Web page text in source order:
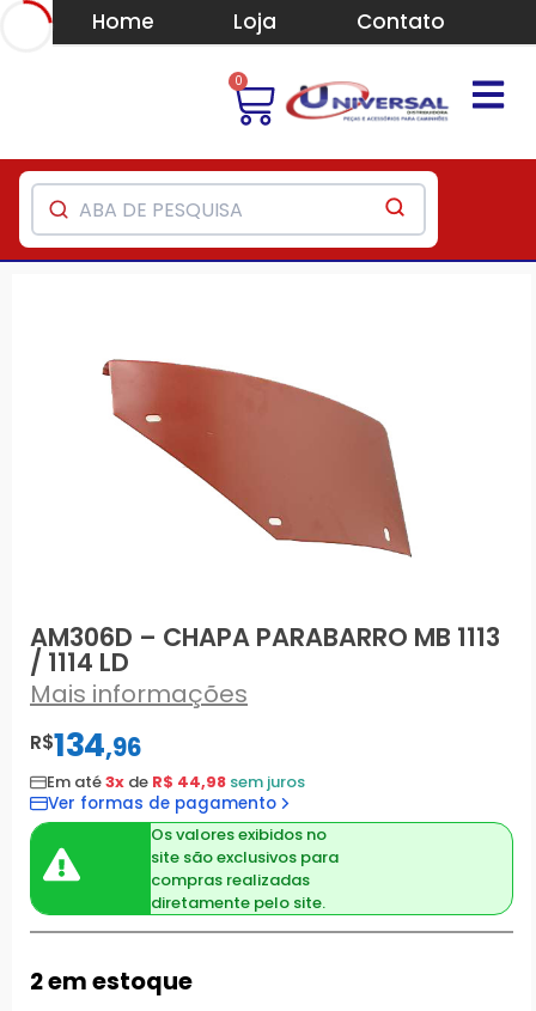
Home Loja Contato
0
AM306D – CHAPA PARABARRO MB 1113
/ 1114 LD
Mais informações
R$134,96
Em até3x de R$ 44,98 sem juros
Ver formas de pagamento
Os valores exibidos no
site são exclusivos para
compras realizadas
diretamente pelo site.
2 em estoque